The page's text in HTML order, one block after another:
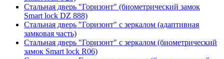
Стальная дверь "Горизонт" (биометрический замок
Smart lock DZ 888)
Стальная дверь "Горизонт" с зеркалом (адаптивная
замковая часть)
Стальная дверь "Горизонт" с зеркалом (биометрический
замок Smart lock R06)